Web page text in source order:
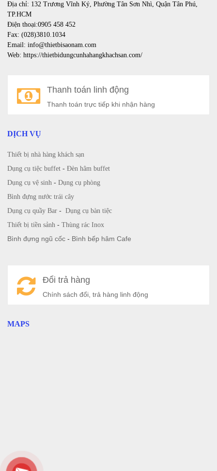
Địa chỉ: 132 Trương Vĩnh Ký, Phường Tân Sơn Nhì, Quận Tân Phú,
TP.HCM
Điện thoại:0905 458 452
Fax: (028)3810.1034
Email: info@thietbisaonam.com
Web: https://thietbidungcunhahangkhachsan.com/
Thanh toán linh động
Thanh toán trực tiếp khi nhận hàng
DỊCH VỤ
Thiết bị nhà hàng khách sạn
Dụng cụ tiệc buffet - Đèn hâm buffet
Dụng cụ vệ sinh - Dụng cụ phòng
Bình đựng nước trái cây
Dụng cụ quầy Bar - Dụng cụ bàn tiệc
Thiết bị tiền sảnh - Thùng rác Inox
Bình đựng ngũ cốc - Bình bếp hâm Cafe
Đổi trả hàng
Chính sách đổi, trả hàng linh động
MAPS